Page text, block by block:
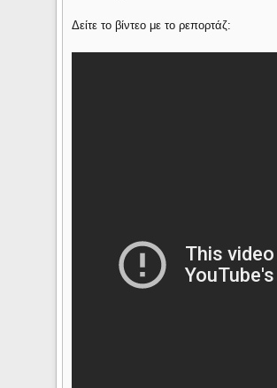
Δείτε το βίντεο με το ρεπορτάζ: